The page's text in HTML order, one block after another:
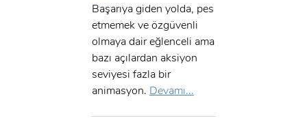
Başarıya giden yolda, pes
etmemek ve özgüvenli
olmaya dair eğlenceli ama
bazı açılardan aksiyon
seviyesi fazla bir
animasyon. Devamı...